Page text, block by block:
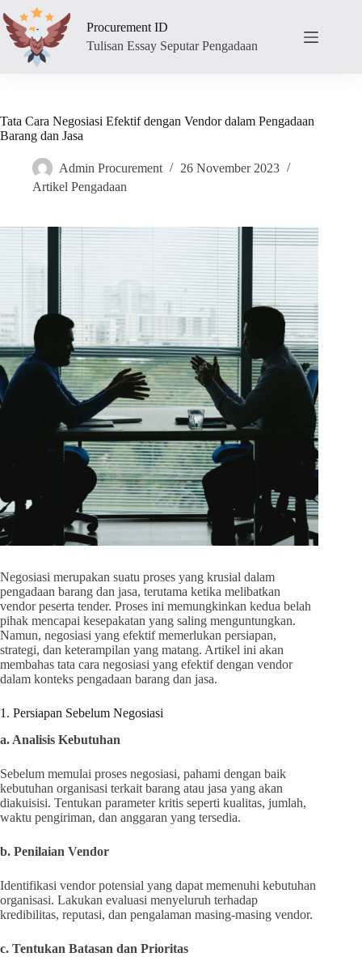
to
content
Procurement ID
Tulisan Essay Seputar Pengadaan
Tata Cara Negosiasi Efektif dengan Vendor dalam Pengadaan
Barang dan Jasa
Admin Procurement
26 November 2023
Artikel Pengadaan
Negosiasi merupakan suatu proses yang krusial dalam
pengadaan barang dan jasa, terutama ketika melibatkan
vendor peserta tender. Proses ini memungkinkan kedua belah
pihak mencapai kesepakatan yang saling menguntungkan.
Namun, negosiasi yang efektif memerlukan persiapan,
strategi, dan keterampilan yang matang. Artikel ini akan
membahas tata cara negosiasi yang efektif dengan vendor
dalam konteks pengadaan barang dan jasa.
1. Persiapan Sebelum Negosiasi
a. Analisis Kebutuhan
Sebelum memulai proses negosiasi, pahami dengan baik
kebutuhan organisasi terkait barang atau jasa yang akan
diakuisisi. Tentukan parameter kritis seperti kualitas, jumlah,
waktu pengiriman, dan anggaran yang tersedia.
b. Penilaian Vendor
Identifikasi vendor potensial yang dapat memenuhi kebutuhan
organisasi. Lakukan evaluasi menyeluruh terhadap
kredibilitas, reputasi, dan pengalaman masing-masing vendor.
c. Tentukan Batasan dan Prioritas